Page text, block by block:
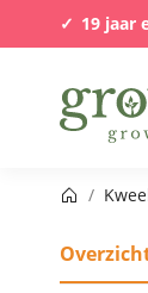
19 jaar
/